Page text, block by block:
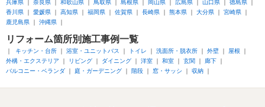
兵庫県
奈良県 和歌山県 鳥取県 島根県 岡山県 広島県 山口県
徳島県
香川県
愛媛県 高知県 福岡県 佐賀県 長崎県 熊本県 大分県
宮崎県
鹿児島県
沖縄県
リフォーム箇所別施工事例一覧
キッチン・台所 浴室・ユニットバス トイレ 洗面所・脱衣所 外壁
屋根
外構・エクステリア
リビング ダイニング 洋室 和室 玄関
廊下
バルコニー・ベランダ
庭・ガーデニング 階段 窓・サッシ 収納